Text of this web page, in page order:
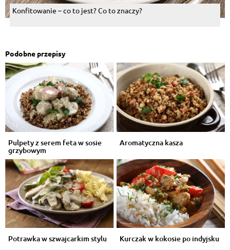
Konfitowanie – co to jest? Co to znaczy?
Podobne przepisy
Pulpety z serem feta w sosie
grzybowym
Aromatyczna kasza
Potrawka w szwajcarkim stylu Kurczak w kokosie po indyjsku